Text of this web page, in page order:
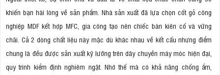
khiến bạn hài lòng về sản phẩm. Nhà sản xuất đã lựa chọn cốt gỗ công
nghiệp MDF kết hợp MFC, gia công tạo nên chiếc bàn kiên cố và vững
chãi. Cả 2 dòng chất liệu này mặc dù khác nhau về kết cấu nhưng điểm
chung là đều được sản xuất kỹ lưỡng trên dây chuyền máy móc hiện đại,
quy trình kiểm định nghiêm ngặt. Nhờ thế mà có khả năng chống ẩm,